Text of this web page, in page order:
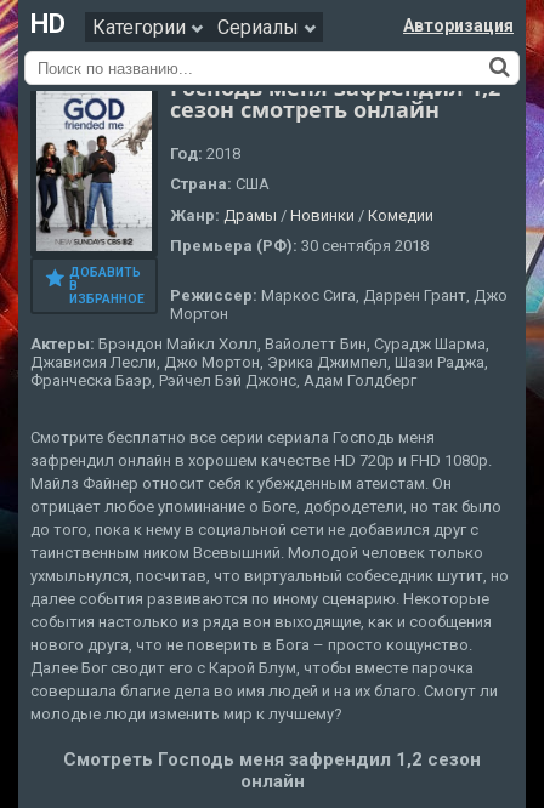
HD Категории Сериалы Авторизация
ДОБАВИТЬ
В
ИЗБРАННОЕ
Господь меня зафрендил 1,2
сезон смотреть онлайн
Год: 2018
Страна: США
Жанр: Драмы / Новинки / Комедии
Премьера (РФ): 30 сентября 2018
Режиссер: Маркос Сига, Даррен Грант, Джо
Мортон
Актеры: Брэндон Майкл Холл, Вайолетт Бин, Сурадж Шарма,
Джависия Лесли, Джо Мортон, Эрика Джимпел, Шази Раджа,
Франческа Баэр, Рэйчел Бэй Джонс, Адам Голдберг
Смотрите бесплатно все серии сериала Господь меня
зафрендил онлайн в хорошем качестве HD 720p и FHD 1080p.
Майлз Файнер относит себя к убежденным атеистам. Он
отрицает любое упоминание о Боге, добродетели, но так было
до того, пока к нему в социальной сети не добавился друг с
таинственным ником Всевышний. Молодой человек только
ухмыльнулся, посчитав, что виртуальный собеседник шутит, но
далее события развиваются по иному сценарию. Некоторые
события настолько из ряда вон выходящие, как и сообщения
нового друга, что не поверить в Бога – просто кощунство.
Далее Бог сводит его с Карой Блум, чтобы вместе парочка
совершала благие дела во имя людей и на их благо. Смогут ли
молодые люди изменить мир к лучшему?
Смотреть Господь меня зафрендил 1,2 сезон
онлайн